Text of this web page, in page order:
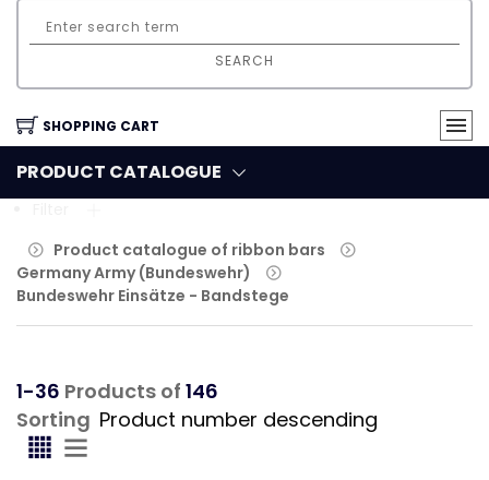
SEARCH
SHOPPING CART
PRODUCT CATALOGUE
Product catalogue of ribbon bars
Germany Army (Bundeswehr)
Bundeswehr Einsätze - Bandstege
1-36 Products of 146
Sorting